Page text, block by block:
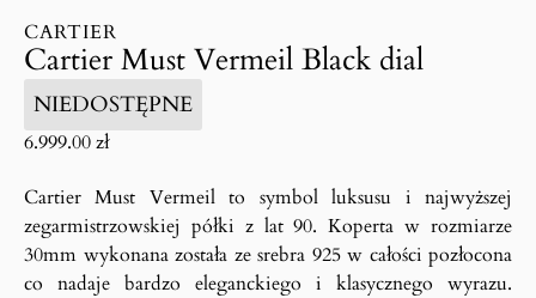
CARTIER
Cartier Must Vermeil Black dial
NIEDOSTĘPNE
6.999.00zł
Cartier Must Vermeil to symbol luksusu i najwyższej
zegarmistrzowskiej półki z lat 90. Koperta w rozmiarze
30mm wykonana została ze srebra 925 w całości pozłocona
co nadaje bardzo eleganckiego i klasycznego wyrazu.